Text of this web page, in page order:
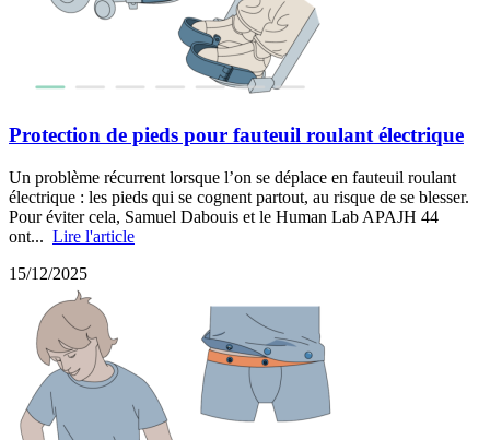
Protection de pieds pour fauteuil roulant électrique
Un problème récurrent lorsque l’on se déplace en fauteuil roulant
électrique : les pieds qui se cognent partout, au risque de se blesser.
Pour éviter cela, Samuel Dabouis et le Human Lab APAJH 44
ont... Lire l'article
15/12/2025